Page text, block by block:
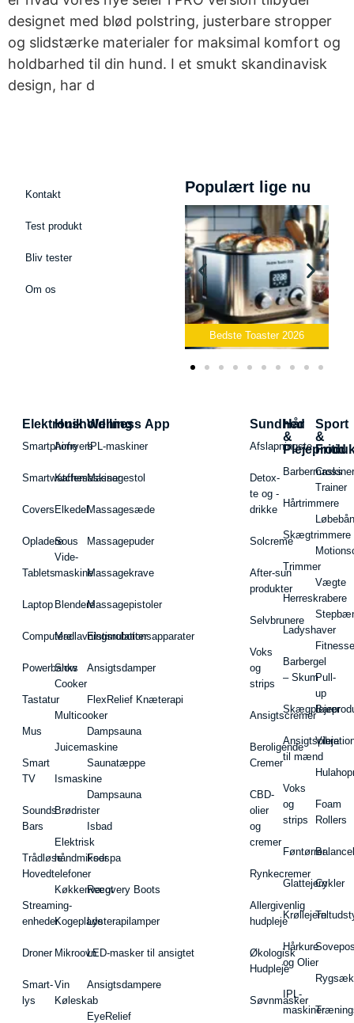
designet med blød polstring, justerbare stropper
og slidstærke materialer for maksimal komfort og
holdbarhed til din hund. I et smukt skandinavisk
design, har d
Kontakt
Test produkt
Bliv tester
Om os
Populært lige nu
Bedste Toaster 2026
Elektronik
Smartphone
Smartwatches
Covers
Opladere
Tablets
Laptop
Computere
Powerbanks
Tastatur
Mus
Smart
TV
Sounds
Bars
Trådløse
Hovedtelefoner
Streaming-
enheder
Droner
Smart-
lys
Husholdning
Airfryers
Kaffemaskiner
Elkedel
Sous
Vide-
maskine
Blendere
Madlavningsrobotter
Slow
Cooker
Multicooker
Juicemaskine
Ismaskine
Brødrister
Elektrisk
håndmikser
Køkkenvægt
Kogeplade
Mikroovn
Vin
Køleskab
Wellness App
IPL-maskiner
Massagestol
Massagesæde
Massagepuder
Massagekrave
Massagepistoler
Elstimulationsapparater
Ansigtsdamper
FlexRelief Knæterapi
Dampsauna
Saunatæppe
Dampsauna
Isbad
Fodspa
Recovery Boots
Lysterapilamper
LED-masker til ansigtet
Ansigtsdampere
EyeRelief
Sundhed
Afslapningste
Detox-
te og -
drikke
Solcreme
After-sun
produkter
Selvbrunere
Voks
og
strips
Ansigtscremer
Beroligende
Cremer
CBD-
olier
og
cremer
Rynkecremer
Allergivenlig
hudpleje
Økologisk
Hudpleje
Søvnmasker
Hår
&
Hårtrimmere
Skægtrimmere
Trimmer
Herreskrabere
Ladyshaver
Barbergel
– Skum
Ansigtspleje
til mænd
Voks
og
strips
Føntørrer
Glattejern
Krøllejern
Hårkure
og Olier
IPL-
maskiner
Sport
&
Fritid
Cross
Trainer
Vægte
Pull-
up
Barer
Foam
Rollers
Cykler